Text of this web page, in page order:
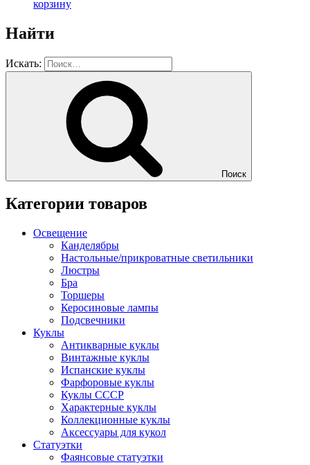
корзину
Найти
Искать:
Поиск
Категории товаров
Освещение
Канделябры
Настольные/прикроватные светильники
Люстры
Бра
Торшеры
Керосиновые лампы
Подсвечники
Куклы
Антикварные куклы
Винтажные куклы
Испанские куклы
Фарфоровые куклы
Куклы СССР
Характерные куклы
Коллекционные куклы
Аксессуары для кукол
Статуэтки
Фаянсовые статуэтки